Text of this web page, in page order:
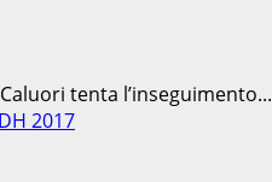
tenta l’inseguimento...
2017